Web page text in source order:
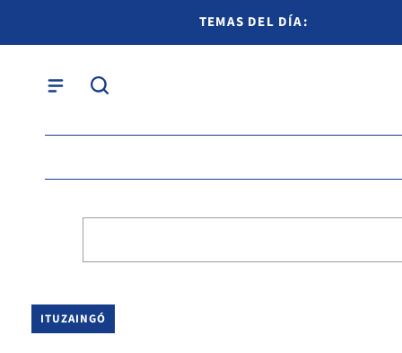
TEMAS DEL DÍA:
ITUZAINGÓ